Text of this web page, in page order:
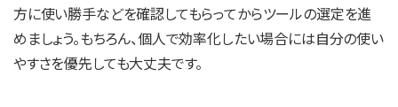
方に使い勝手などを確認してもらってからツールの選定を進
めましょう。もちろん、個人で効率化したい場合には自分の使い
やすさを優先しても大丈夫です。